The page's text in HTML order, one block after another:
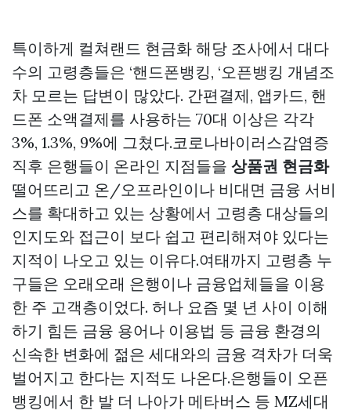
특이하게 컬쳐랜드 현금화 해당 조사에서 대다
수의 고령층들은 ‘핸드폰뱅킹, ‘오픈뱅킹 개념조
차 모르는 답변이 많았다. 간편결제, 앱카드, 핸
드폰 소액결제를 사용하는 70대 이상은 각각
3%, 1.3%, 9%에 그쳤다.코로나바이러스감염증
직후 은행들이 온라인 지점들을 상품권 현금화
떨어뜨리고 온/오프라인이나 비대면 금융 서비
스를 확대하고 있는 상황에서 고령층 대상들의
인지도와 접근이 보다 쉽고 편리해져야 있다는
지적이 나오고 있는 이유다.여태까지 고령층 누
구들은 오래오래 은행이나 금융업체들을 이용
한 주 고객층이었다. 허나 요즘 몇 년 사이 이해
하기 힘든 금융 용어나 이용법 등 금융 환경의
신속한 변화에 젊은 세대와의 금융 격차가 더욱
벌어지고 한다는 지적도 나온다.은행들이 오픈
뱅킹에서 한 발 더 나아가 메타버스 등 MZ세대